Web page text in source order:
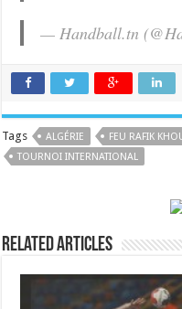
— Handball.tn
Tags ALGÉRIE FEU RAFIK
TOURNOI INTERNATIONAL
Related Articles